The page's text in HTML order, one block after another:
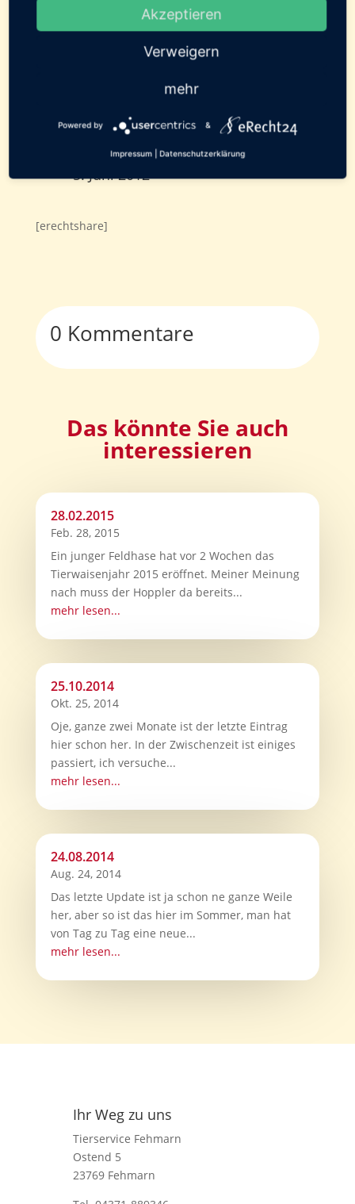
Geschrieben von:Tierservice
Fehmarn
0 Kommentare
5. Juni 2012
[erechtshare]
0 Kommentare
Das könnte Sie auch
interessieren
28.02.2015
Feb. 28, 2015
Ein junger Feldhase hat vor 2 Wochen das
Tierwaisenjahr 2015 eröffnet. Meiner Meinung
nach muss der Hoppler da bereits...
mehr lesen...
25.10.2014
Okt. 25, 2014
Oje, ganze zwei Monate ist der letzte Eintrag
hier schon her. In der Zwischenzeit ist einiges
passiert, ich versuche...
mehr lesen...
24.08.2014
Aug. 24, 2014
Das letzte Update ist ja schon ne ganze Weile
her, aber so ist das hier im Sommer, man hat
von Tag zu Tag eine neue...
mehr lesen...
Ihr Weg zu uns
Tierservice Fehmarn
Ostend 5
23769 Fehmarn
Akzeptieren
Verweigern
mehr
Powered by &
Impressum Datenschutzerklärung